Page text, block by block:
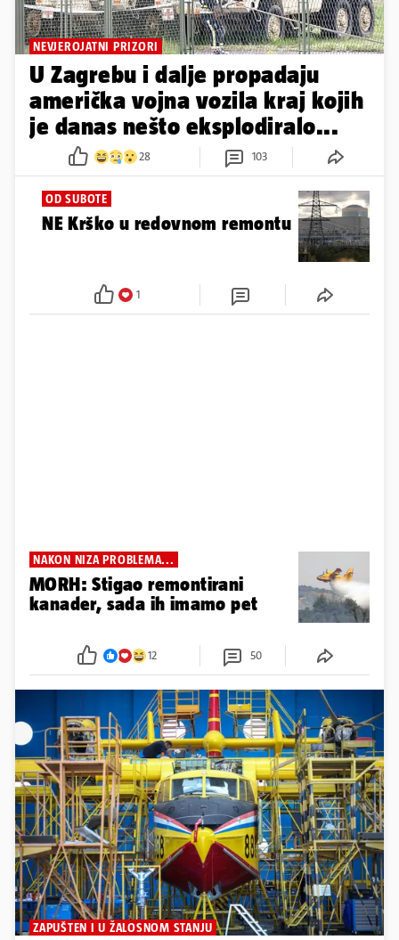
NEVJEROJATNI PRIZORI
U Zagrebu i dalje propadaju
američka vojna vozila kraj kojih
je danas nešto eksplodiralo...
28 103
OD SUBOTE
NE Krško u redovnom remontu
1
NAKON NIZA PROBLEMA...
MORH: Stigao remontirani
kanader, sada ih imamo pet
12 50
ZAPUŠTEN I U ŽALOSNOM STANJU